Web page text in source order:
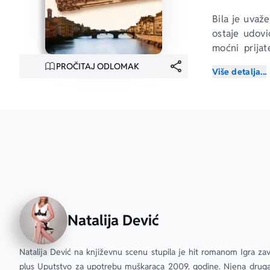
PROČITAJ ODLOMAK
Bila je
ostaje
moćni
joj, ako ne
žene,
junakinja
ostane
Više detalja...
Natalija Dević
Natalija Dević na književnu scenu stupila je hit romanom Igra
plus Uputstvo za upotrebu muškaraca 2009. godine. Njena